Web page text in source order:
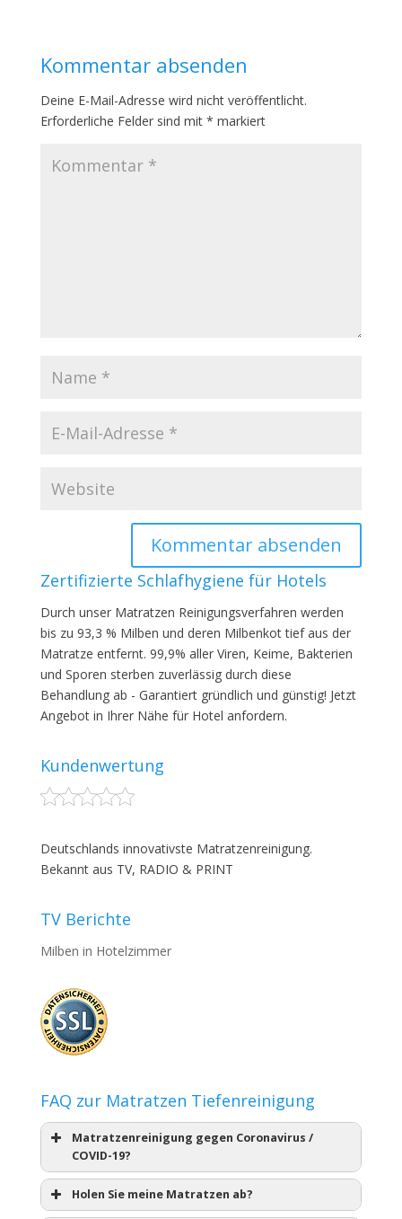
Kommentar absenden
Deine E-Mail-Adresse wird nicht veröffentlicht.
Erforderliche Felder sind mit * markiert
Zertifizierte Schlafhygiene für Hotels
Durch unser Matratzen Reinigungsverfahren werden
bis zu 93,3 % Milben und deren Milbenkot tief aus der
Matratze entfernt. 99,9% aller Viren, Keime, Bakterien
und Sporen sterben zuverlässig durch diese
Behandlung ab - Garantiert gründlich und günstig! Jetzt
Angebot in Ihrer Nähe für Hotel anfordern.
Kundenwertung
Deutschlands innovativste Matratzenreinigung.
Bekannt aus TV, RADIO & PRINT
TV Berichte
Milben in Hotelzimmer
FAQ zur Matratzen Tiefenreinigung
Matratzenreinigung gegen Coronavirus /
COVID-19?
Holen Sie meine Matratzen ab?